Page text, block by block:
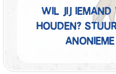
Wil jij
houden?